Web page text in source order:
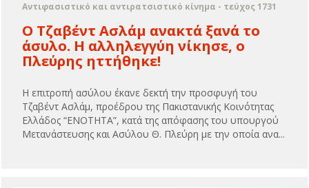
Αντιφασιστικό και αντιρατσιστικό κίνημα - τεύχος 1731
Ο Τζαβέντ Ασλάμ ανακτά ξανά το
άσυλο. Η αλληλεγγύη νίκησε, ο
Πλεύρης ηττήθηκε!
Η επιτροπή ασύλου έκανε δεκτή την προσφυγή του
Τζαβέντ Ασλάμ, προέδρου της Πακιστανικής Κοινότητας
Ελλάδος “ΕΝΟΤΗΤΑ”, κατά της απόφασης του υπουργού
Μετανάστευσης και Ασύλου Θ. Πλεύρη με την οποία ανα...